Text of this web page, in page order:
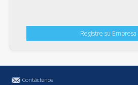
Registre su Empresa
Contáctenos